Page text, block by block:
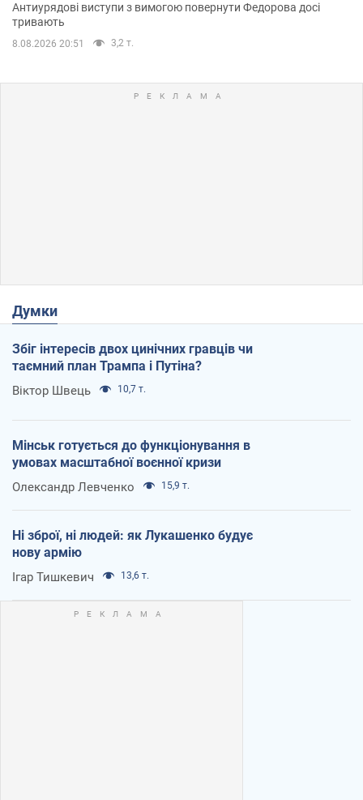
Антиурядові виступи з вимогою повернути Федорова досі
тривають
8.08.2026 20:51 3,2 т.
Думки
Збіг інтересів двох цинічних гравців чи
таємний план Трампа і Путіна?
Віктор Швець 10,7 т.
Мінськ готується до функціонування в
умовах масштабної воєнної кризи
Олександр Левченко 15,9 т.
Ні зброї, ні людей: як Лукашенко будує
нову армію
Ігар Тишкевич 13,6 т.